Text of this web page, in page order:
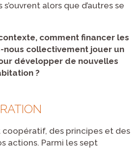
alors que d’autres se
comment financer les
nous collectivement jouer un
développer de nouvelles
?
des principes et des
actions. Parmi les sept